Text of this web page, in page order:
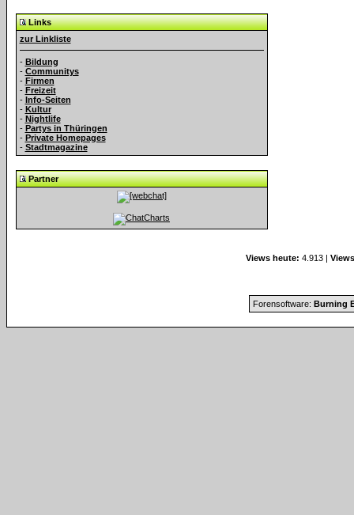
Links
zur Linkliste
- Bildung
- Communitys
- Firmen
- Freizeit
- Info-Seiten
- Kultur
- Nightlife
- Partys in Thüringen
- Private Homepages
- Stadtmagazine
Partner
Views heute: 4.913 |
Forensoftware: Burning